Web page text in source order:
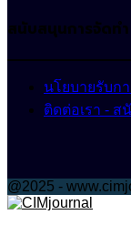
สนับสนุนการจัดท
นโยบายรับก
ติดต่อเรา -
@2025 -